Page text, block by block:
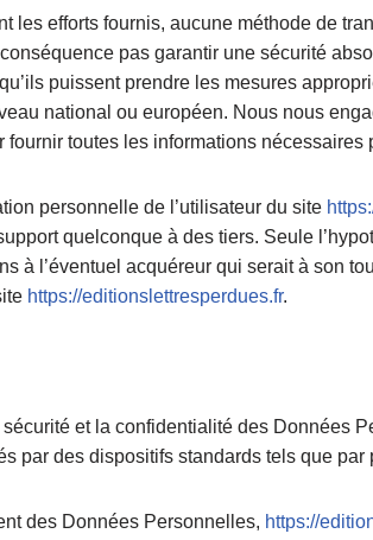
les efforts fournis, aucune méthode de
pas garantir une sécurité
puissent prendre les mesures
national ou européen. Nous nous
fournir toutes les informations
personnelle de l’utilisateur du site
quelconque à des tiers. Seule
à l’éventuel acquéreur qui serait à son
https://editionslettresperdues.fr.
sécurité et la confidentialité des Données
par des dispositifs standards tels que
des Données Personnelles, https://